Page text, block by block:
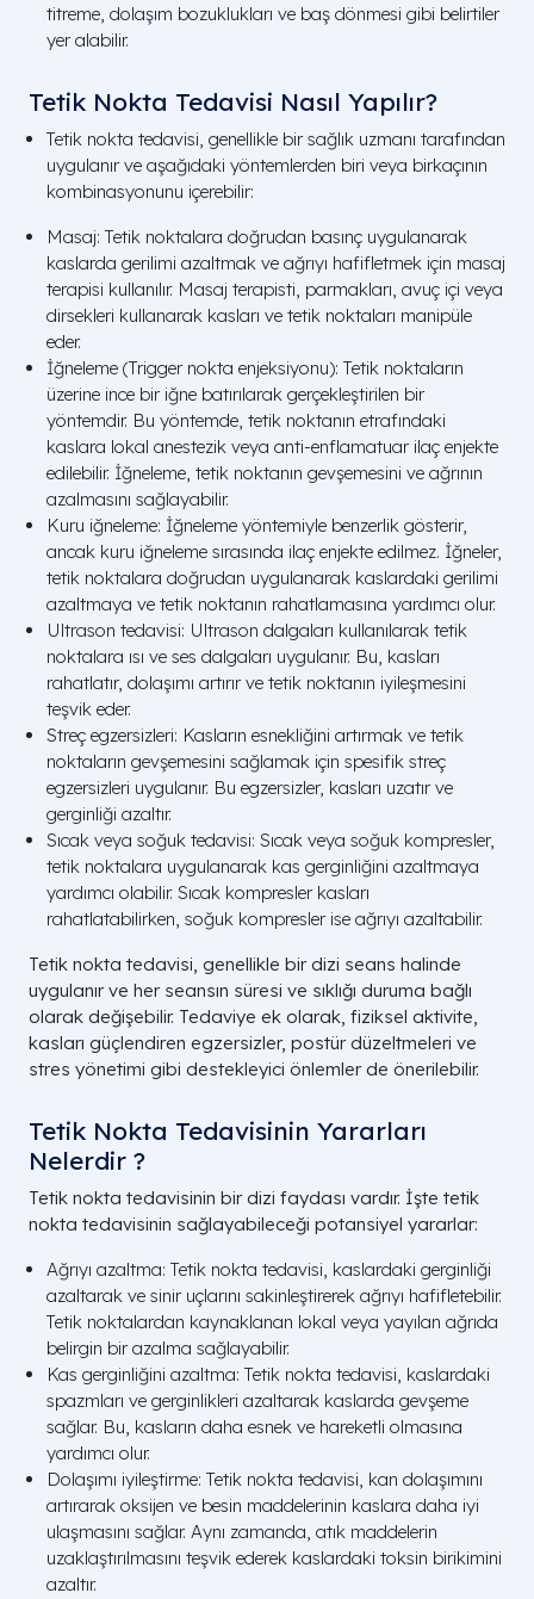
titreme, dolaşım bozuklukları ve baş dönmesi gibi belirtiler
yer alabilir.
Tetik Nokta Tedavisi Nasıl Yapılır?
Tetik nokta tedavisi, genellikle bir sağlık uzmanı tarafından
uygulanır ve aşağıdaki yöntemlerden biri veya birkaçının
kombinasyonunu içerebilir:
Masaj: Tetik noktalara doğrudan basınç uygulanarak
kaslarda gerilimi azaltmak ve ağrıyı hafifletmek için masaj
terapisi kullanılır. Masaj terapisti, parmakları, avuç içi veya
dirsekleri kullanarak kasları ve tetik noktaları manipüle
eder.
İğneleme (Trigger nokta enjeksiyonu): Tetik noktaların
üzerine ince bir iğne batırılarak gerçekleştirilen bir
yöntemdir. Bu yöntemde, tetik noktanın etrafındaki
kaslara lokal anestezik veya anti-enflamatuar ilaç enjekte
edilebilir. İğneleme, tetik noktanın gevşemesini ve ağrının
azalmasını sağlayabilir.
Kuru iğneleme: İğneleme yöntemiyle benzerlik gösterir,
ancak kuru iğneleme sırasında ilaç enjekte edilmez. İğneler,
tetik noktalara doğrudan uygulanarak kaslardaki gerilimi
azaltmaya ve tetik noktanın rahatlamasına yardımcı olur.
Ultrason tedavisi: Ultrason dalgaları kullanılarak tetik
noktalara ısı ve ses dalgaları uygulanır. Bu, kasları
rahatlatır, dolaşımı artırır ve tetik noktanın iyileşmesini
teşvik eder.
Streç egzersizleri: Kasların esnekliğini artırmak ve tetik
noktaların gevşemesini sağlamak için spesifik streç
egzersizleri uygulanır. Bu egzersizler, kasları uzatır ve
gerginliği azaltır.
Sıcak veya soğuk tedavisi: Sıcak veya soğuk kompresler,
tetik noktalara uygulanarak kas gerginliğini azaltmaya
yardımcı olabilir. Sıcak kompresler kasları
rahatlatabilirken, soğuk kompresler ise ağrıyı azaltabilir.
Tetik nokta tedavisi, genellikle bir dizi seans halinde
uygulanır ve her seansın süresi ve sıklığı duruma bağlı
olarak değişebilir. Tedaviye ek olarak, fiziksel aktivite,
kasları güçlendiren egzersizler, postür düzeltmeleri ve
stres yönetimi gibi destekleyici önlemler de önerilebilir.
Tetik Nokta Tedavisinin Yararları
Nelerdir ?
Tetik nokta tedavisinin bir dizi faydası vardır. İşte tetik
nokta tedavisinin sağlayabileceği potansiyel yararlar:
Ağrıyı azaltma: Tetik nokta tedavisi, kaslardaki gerginliği
azaltarak ve sinir uçlarını sakinleştirerek ağrıyı hafifletebilir.
Tetik noktalardan kaynaklanan lokal veya yayılan ağrıda
belirgin bir azalma sağlayabilir.
Kas gerginliğini azaltma: Tetik nokta tedavisi, kaslardaki
spazmları ve gerginlikleri azaltarak kaslarda gevşeme
sağlar. Bu, kasların daha esnek ve hareketli olmasına
yardımcı olur.
Dolaşımı iyileştirme: Tetik nokta tedavisi, kan dolaşımını
artırarak oksijen ve besin maddelerinin kaslara daha iyi
ulaşmasını sağlar. Aynı zamanda, atık maddelerin
uzaklaştırılmasını teşvik ederek kaslardaki toksin birikimini
azaltır.